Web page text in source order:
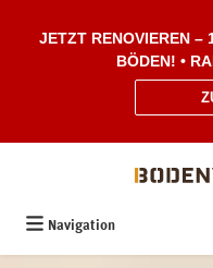
JETZT RENOVIEREN –
BÖDEN! •
Navigation